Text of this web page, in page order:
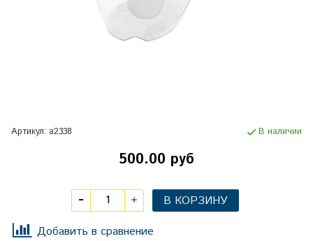
Артикул: а2338 В наличии
500.00 руб
В КОРЗИНУ
Добавить в сравнение